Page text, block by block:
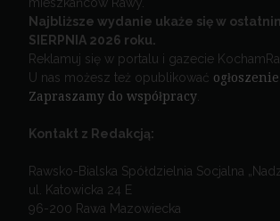
mieszkańców Rawy.
Najbliższe wydanie ukaże się w
SIERPNIA 2026 roku.
Reklamuj się w portalu i gazecie
U nas możesz też opublikować
Zapraszamy do współpracy.
Kontakt z Redakcją:
Rawsko-Bialska Spółdzielnia Socjalna
ul. Katowicka 24 E
96-200 Rawa Mazowiecka